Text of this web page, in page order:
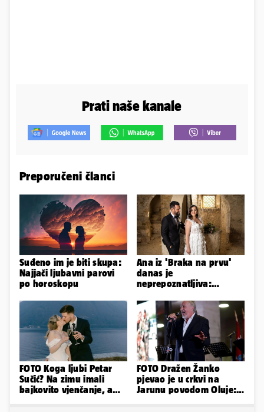
Prati naše kanale
Preporučeni članci
Suđeno im je biti skupa:
Najjači ljubavni parovi
po horoskopu
Ana iz 'Braka na prvu'
danas je
neprepoznatljiva:
ovako sad izgleda
FOTO Koga ljubi Petar
Sučić? Na zimu imali
bajkovito vjenčanje, a
FOTO Dražen Žanko
pjevao je u crkvi na
Jarunu povodom Oluje: